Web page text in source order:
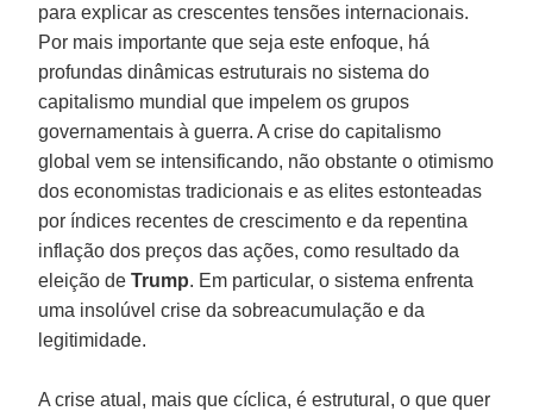
para explicar as crescentes tensões internacionais.
Por mais importante que seja este enfoque, há
profundas dinâmicas estruturais no sistema do
capitalismo mundial que impelem os grupos
governamentais à guerra. A crise do capitalismo
global vem se intensificando, não obstante o otimismo
dos economistas tradicionais e as elites estonteadas
por índices recentes de crescimento e da repentina
inflação dos preços das ações, como resultado da
eleição deTrump. Em particular, o sistema enfrenta
uma insolúvel crise da sobreacumulação e da
legitimidade.
A crise atual, mais que cíclica, é estrutural, o que quer